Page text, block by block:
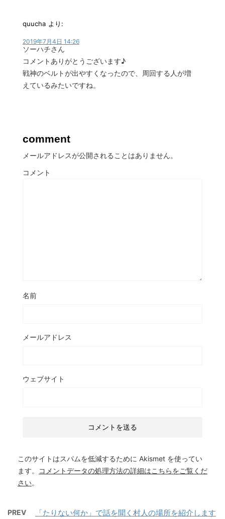
quucha より:
2019年7月4日 14:26
ソーハチさん
コメントありがとうございます♪
戦神のベルトが出やすくなったので、周回する人が増
えているみたいですね。
comment
メールアドレスが公開されることはありません。
コメント
名前
メールアドレス
ウェブサイト
このサイトはスパムを低減するために Akismet を使ってい
ます。
コメントデータの処理方法の詳細はこちらをご覧くだ
さい。
PREV 「たりない何か」で話を聞く村人の場所を紹介します